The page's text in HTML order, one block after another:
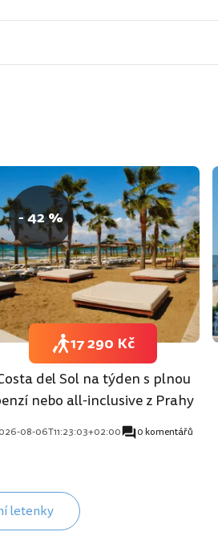
- 42 %
del Sol na týden s plnou
nebo all-inclusive z Prahy
08-06T11:23:03+02:00 0 komentářů
17 290 Kč
letenky